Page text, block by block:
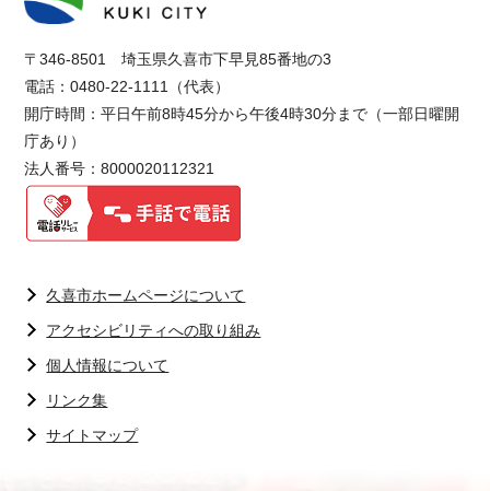
〒346-8501 埼玉県久喜市下早見85番地の3
電話：0480-22-1111（代表）
開庁時間：平日午前8時45分から午後4時30分まで（一部日曜開
庁あり）
法人番号：8000020112321
久喜市ホームページについて
アクセシビリティへの取り組み
個人情報について
リンク集
サイトマップ